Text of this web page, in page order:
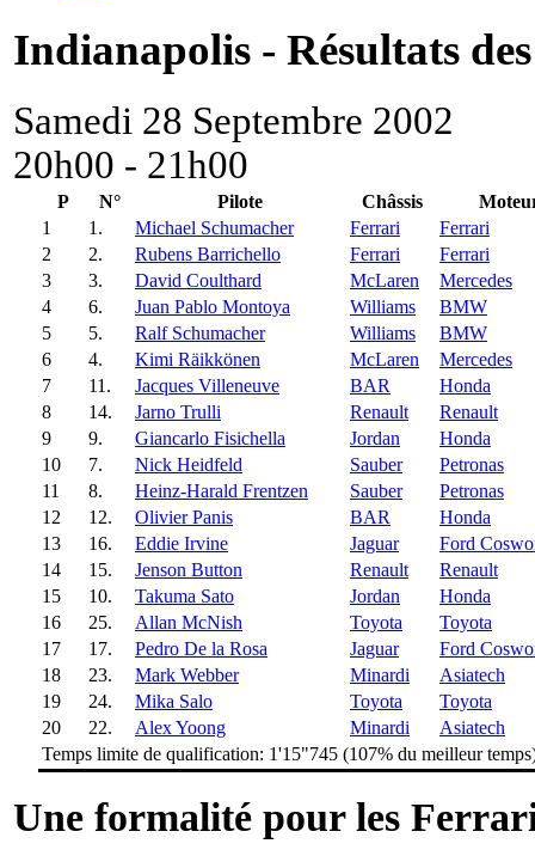
Indianapolis - Résultats
Samedi 28 Septembre 2002
20h00 - 21h00
P N° Pilote Châssis
1
1. Michael Schumacher Ferrari
Ferrari
2
2. Rubens Barrichello Ferrari
Ferrari
3
3. David Coulthard McLaren
Mercedes
4
6. Juan Pablo Montoya Williams
BMW
5
5. Ralf Schumacher Williams
BMW
6
4. Kimi Räikkönen McLaren
Mercedes
7
11. Jacques Villeneuve BAR
Honda
8
14. Jarno Trulli Renault
Renault
9
9. Giancarlo Fisichella Jordan
Honda
10
7. Nick Heidfeld Sauber
Petronas
11
8. Heinz-Harald Frentzen Sauber
Petronas
12
12. Olivier Panis BAR
Honda
13
16. Eddie Irvine Jaguar
Ford
14
15. Jenson Button Renault
Renault
15
10. Takuma Sato Jordan
Honda
16
25. Allan McNish Toyota
Toyota
17
17. Pedro De la Rosa Jaguar
Ford
18
23. Mark Webber Minardi
Asiatech
19
24. Mika Salo Toyota
Toyota
20
22. Alex Yoong Minardi
Asiatech
Temps limite de qualification: 1'15"745 (107% du meilleur
Une formalité pour les